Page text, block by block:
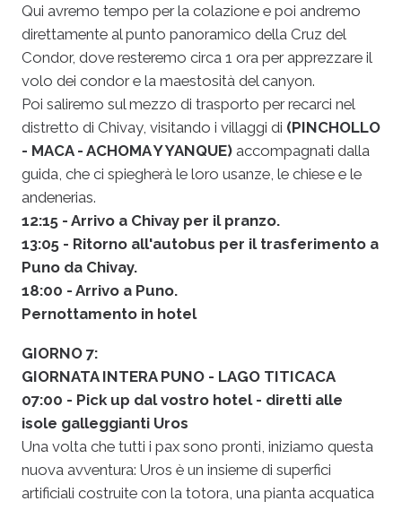
Qui avremo tempo per la colazione e poi andremo
direttamente al punto panoramico della Cruz del
Condor, dove resteremo circa 1 ora per apprezzare il
volo dei condor e la maestosità del canyon.
Poi saliremo sul mezzo di trasporto per recarci nel
distretto di Chivay, visitando i villaggi di (PINCHOLLO
- MACA - ACHOMA Y YANQUE) accompagnati dalla
guida, che ci spiegherà le loro usanze, le chiese e le
andenerias.
12:15 - Arrivo a Chivay per il pranzo.
13:05 - Ritorno all'autobus per il trasferimento a
Puno da Chivay.
18:00 - Arrivo a Puno.
Pernottamento in hotel
GIORNO 7:
GIORNATA INTERA PUNO - LAGO TITICACA
07:00 - Pick up dal vostro hotel - diretti alle
isole galleggianti Uros
Una volta che tutti i pax sono pronti, iniziamo questa
nuova avventura: Uros è un insieme di superfici
artificiali costruite con la totora, una pianta acquatica